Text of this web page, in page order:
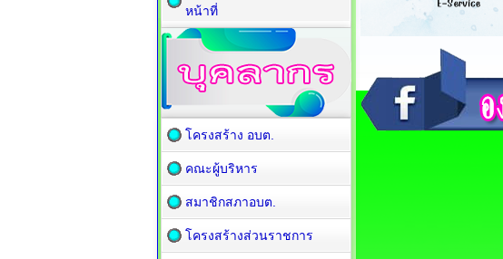
หน้าที่
โครงสร้าง อบต.
คณะผู้บริหาร
สมาชิกสภาอบต.
โครงสร้างส่วนราชการ